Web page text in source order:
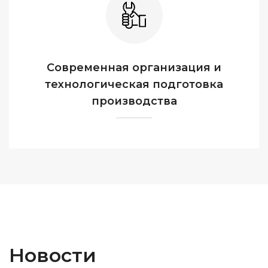
Современная организация и
технологическая подготовка
производства
Новости